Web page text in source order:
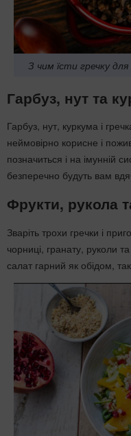
З чим їсти гречку
Гарбуз, нут та
Гарбуз, нут, куркума і
неймовірно корисне і
позначиться і на імунній
безперечно будуть вам
Фрукти, рукола
Зваріть трохи гречки і
чорниці, гранату, руколи
салат гарний як обідом,